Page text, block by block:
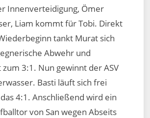
Innenverteidigung, Ömer
Liam kommt für Tobi. Direkt
tankt Murat sich
Abwehr und
3:1. Nun gewinnt der ASV
Basti läuft sich frei
4:1. Anschließend wird ein
von San wegen Abseits